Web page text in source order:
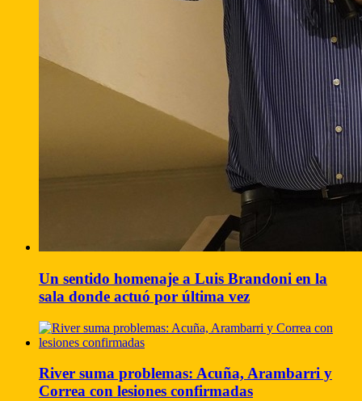
Un sentido homenaje a Luis Brandoni en la
sala donde actuó por última vez
River suma problemas: Acuña, Arambarri y
Correa con lesiones confirmadas